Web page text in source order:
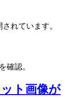
れています。
確認。
ト画像が